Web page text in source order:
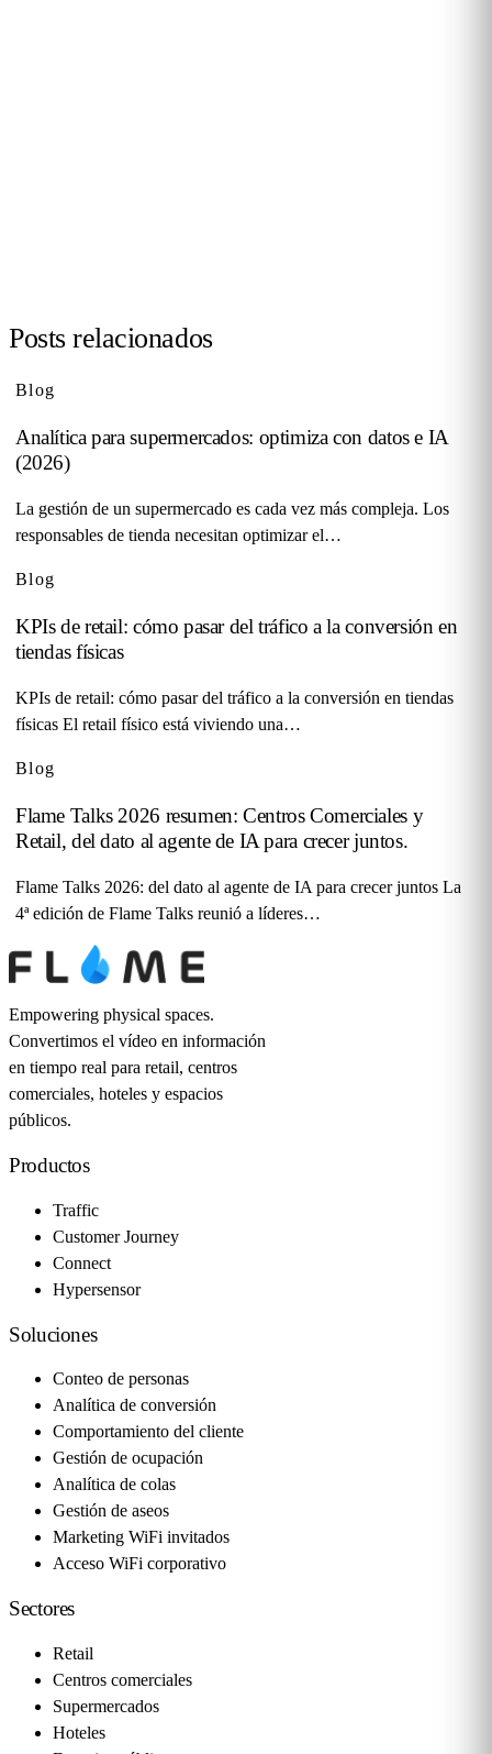
Posts relacionados
Blog
Analítica para supermercados: optimiza con datos e IA
(2026)
La gestión de un supermercado es cada vez más compleja. Los
responsables de tienda necesitan optimizar el…
Blog
KPIs de retail: cómo pasar del tráfico a la conversión en
tiendas físicas
KPIs de retail: cómo pasar del tráfico a la conversión en tiendas
físicas El retail físico está viviendo una…
Blog
Flame Talks 2026 resumen: Centros Comerciales y
Retail, del dato al agente de IA para crecer juntos.
Flame Talks 2026: del dato al agente de IA para crecer juntos La
4ª edición de Flame Talks reunió a líderes…
Empowering physical spaces.
Convertimos el vídeo en información
en tiempo real para retail, centros
comerciales, hoteles y espacios
públicos.
Productos
Traffic
Customer Journey
Connect
Hypersensor
Soluciones
Conteo de personas
Analítica de conversión
Comportamiento del cliente
Gestión de ocupación
Analítica de colas
Gestión de aseos
Marketing WiFi invitados
Acceso WiFi corporativo
Sectores
Retail
Centros comerciales
Supermercados
Hoteles